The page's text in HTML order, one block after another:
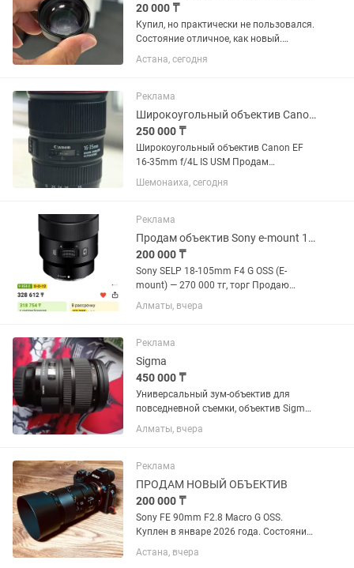
20 000 ₸
Купил, но практически не пользовался.
Состояние отличное, как новый.
Идеально подходит для макросъемки:
цветы, насекомые, украшения,
фокусировка на расстоянии...
Астана, сегодня
Реклама
Широкоугольный объектив Canon EF 16-35mm f/4L IS USM
250 000 ₸
Широкоугольный объектив Canon EF
16-35mm f/4L IS USM Продам
широкоугольный объектив Canon
серии L в отличном состоянии. Canon
использовался, с момента покупки 1
год.
Шемонаиха, сегодня
Реклама
Продам объектив Sony e-mount 18-105
200 000 ₸
Sony SELP 18-105mm F4 G OSS (E-
mount) — 270 000 тг, торг Продаю
универсальный объектив Sony 18–105
F4 G OSS. Отлично подходит для фото и
светосила F4 на всем диапазоне,...
Алматы, вчера
Реклама
Sigma
450 000 ₸
Универсальный зум-объектив для
повседневной съемки, объектив Sigma
24-70mm f/2.8 DG OS HSM с креплением
Canon EF охватывает полезный
широкоугольного до портретного,...
Алматы, вчера
Реклама
ПРОДАМ НОВЫЙ ОБЪЕКТИВ
200 000 ₸
Sony FE 90mm F2.8 Macro G OSS.
Куплен в январе 2026 года. Состояние
практически нового, без царапин и
потертостей. Полный комплект:
Астана, вчера